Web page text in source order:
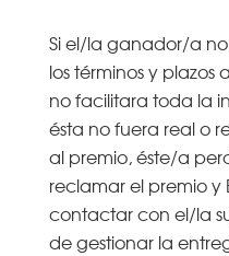
Si el/la ganador/a
los términos y
no facilitara toda la
ésta no fuera real o
al premio, éste/a
reclamar el premio y
contactar con el/la
de gestionar la